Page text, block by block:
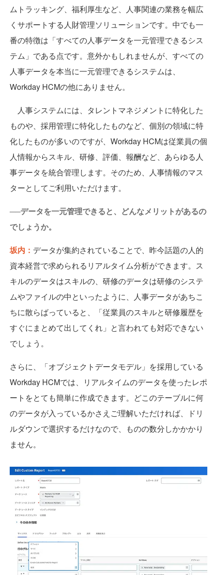
ムトラッキング、福利厚生など、人事関連の業務を幅広
くサポートする人財管理ソリューションです。中でも一
番の特徴は「すべての人事データを一元管理できるシス
テム」である点です。意外かもしれませんが、すべての
人事データを本当に一元管理できるシステムは、
Workday HCMの他にありません。
人事システムには、タレントマネジメントに特化した
ものや、採用管理に特化したものなど、個別の領域に特
化したものが多いのですが、Workday HCMは従業員の個
人情報からスキル、研修、評価、報酬など、あらゆる人
事データを統合管理します。そのため、人事情報のマス
ターとしてご利用いただけます。
──データを一元管理できると、どんなメリットがあるの
でしょうか。
坂内： データが集約されていることで、昨今話題の人的
資本経営で求められるリアルタイム分析ができます。ス
キルのデータはスキルの、研修のデータは研修のシステ
ムやファイルの中といったように、人事データがあちこ
ちに散らばっていると、「従業員のスキルと研修履歴を
すぐにまとめて出してくれ」と言われても対応できない
でしょう。
さらに、「オブジェクトデータモデル」を採用している
Workday HCMでは、リアルタイムのデータを使ったレポ
ートをとても簡単に作成できます。どこのテーブルに何
のデータが入っているかさえご理解いただければ、ドリ
ルダウンで選択するだけなので、ものの数分しかかかり
ません。